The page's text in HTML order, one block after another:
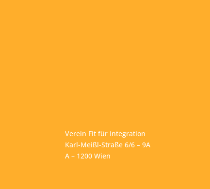
Verein Fit für Integration
Karl-Meißl-Straße 6/6 – 9A
A – 1200 Wien